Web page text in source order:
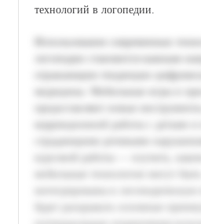
технологий в логопедии.